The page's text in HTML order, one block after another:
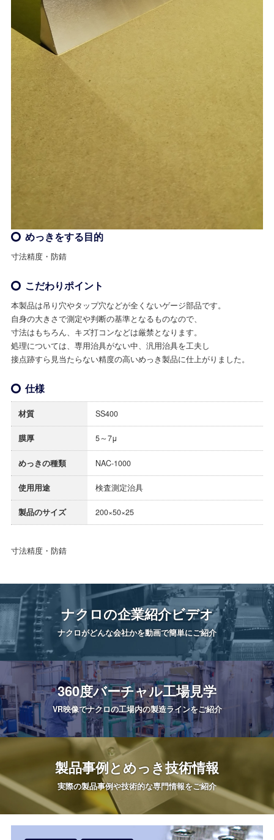
めっきをする目的
寸法精度・防錆
こだわりポイント
本製品は吊り穴やタップ穴などが全くないゲージ部品です。
自身の大きさで測定や判断の基準となるものなので、
寸法はもちろん、キズ打コンなどは厳禁となります。
処理については、専用治具がない中、汎用治具を工夫し
接点跡すら見当たらない精度の高いめっき製品に仕上がりました。
仕様
材質 SS400
膜厚 5～7μ
めっきの種類 NAC-1000
使用用途 検査測定治具
製品のサイズ 200×50×25
寸法精度・防錆
ナクロの企業紹介ビデオ
ナクロがどんな会社かを動画で簡単にご紹介
360度バーチャル工場見学
VR映像でナクロの工場内の製造ラインをご紹介
製品事例とめっき技術情報
実際の製品事例や技術的な専門情報をご紹介